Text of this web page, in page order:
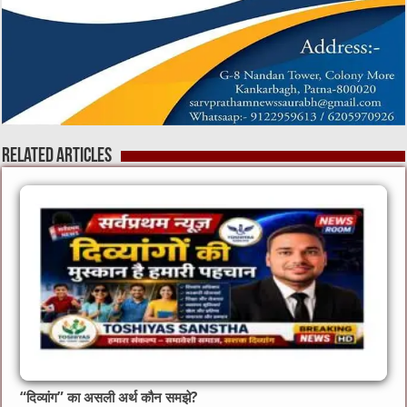
Related Articles
“दिव्यांग” का असली अर्थ कौन समझे?